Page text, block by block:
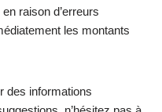
raison d’erreurs
les montants
des informations